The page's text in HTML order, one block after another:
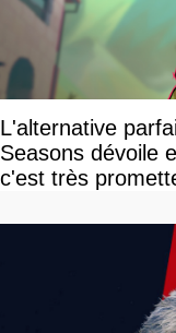
L'alternative
Seasons dévoile
c'est très